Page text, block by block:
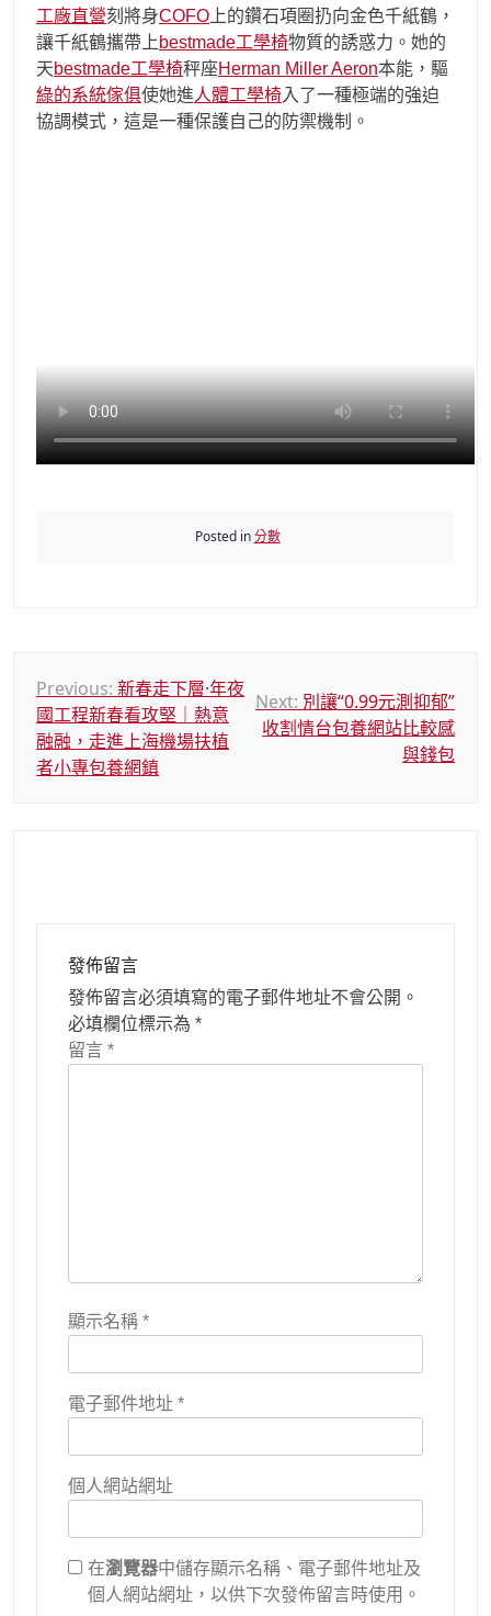
工廠直營刻將身COFO 上的鑽石項圈扔向金色千紙鶴，
讓千紙鶴攜帶上 bestmade工學椅物質的誘惑力。她的
天bestmade工學椅秤座Herman Miller Aeron本能，驅
綠的系統傢俱使她進人體工學椅入了一種極端的強迫
協調模式，這是一種保護自己的防禦機制。
Posted in分數
文
章
導
Previous: 新春走下層·年夜
國工程新春看攻堅｜熱意
融融，走進上海機場扶植
者小專包養網鎮
Next: 別讓“0.99元測抑郁”
收割情台包養網站比較感
與錢包
發佈留言
發佈留言必須填寫的電子郵件地址不會公開。
必填欄位標示為 *
留言 *
顯示名稱 *
電子郵件地址 *
個人網站網址
在瀏覽器中儲存顯示名稱、電子郵件地址及
個人網站網址，以供下次發佈留言時使用。